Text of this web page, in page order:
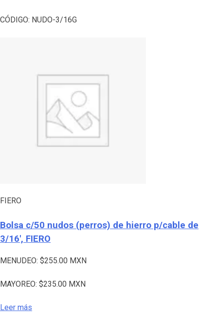
CÓDIGO: NUDO-3/16G
FIERO
Bolsa c/50 nudos (perros) de hierro p/cable de
3/16′, FIERO
MENUDEO: $255.00 MXN
MAYOREO: $235.00 MXN
Leer más